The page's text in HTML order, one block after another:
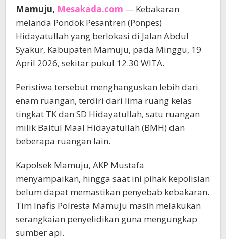
Mamuju, Mesakada.com — Kebakaran
melanda Pondok Pesantren (Ponpes)
Hidayatullah yang berlokasi di Jalan Abdul
Syakur, Kabupaten Mamuju, pada Minggu, 19
April 2026, sekitar pukul 12.30 WITA.
Peristiwa tersebut menghanguskan lebih dari
enam ruangan, terdiri dari lima ruang kelas
tingkat TK dan SD Hidayatullah, satu ruangan
milik Baitul Maal Hidayatullah (BMH) dan
beberapa ruangan lain.
Kapolsek Mamuju, AKP Mustafa
menyampaikan, hingga saat ini pihak kepolisian
belum dapat memastikan penyebab kebakaran.
Tim Inafis Polresta Mamuju masih melakukan
serangkaian penyelidikan guna mengungkap
sumber api.